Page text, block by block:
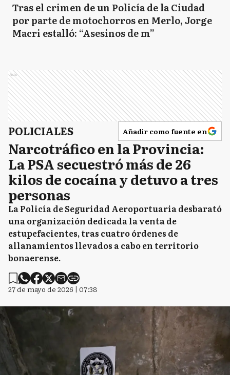
Tras el crimen de un Policía de la Ciudad
por parte de motochorros en Merlo, Jorge
Macri estalló: “Asesinos de m”
Ads
POLICIALES Añadir como fuente en
Narcotráfico en la Provincia:
La PSA secuestró más de 26
kilos de cocaína y detuvo a tres
personas
La Policía de Seguridad Aeroportuaria desbarató
una organización dedicada la venta de
estupefacientes, tras cuatro órdenes de
allanamientos llevados a cabo en territorio
bonaerense.
27 de mayo de 2026 | 07:38